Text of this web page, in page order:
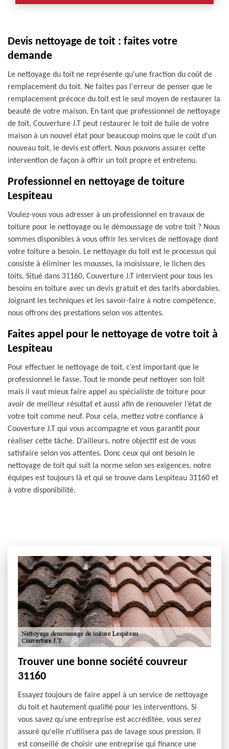
Devis nettoyage de toit : faites votre
demande
Le nettoyage du toit ne représente qu'une fraction du coût de
remplacement du toit. Ne faites pas l'erreur de penser que le
remplacement précoce du toit est le seul moyen de restaurer la
beauté de votre maison. En tant que professionnel de nettoyage
de toit, Couverture J.T peut restaurer le toit de tuile de votre
maison à un nouvel état pour beaucoup moins que le coût d'un
nouveau toit, le devis est offert. Nous pouvons assurer cette
intervention de façon à offrir un toit propre et entretenu.
Professionnel en nettoyage de toiture
Lespiteau
Voulez-vous vous adresser à un professionnel en travaux de
toiture pour le nettoyage ou le démoussage de votre toit ? Nous
sommes disponibles à vous offrir les services de nettoyage dont
votre toiture a besoin. Le nettoyage du toit est le processus qui
consiste à éliminer les mousses, la moisissure, le lichen des
toits. Situé dans 31160, Couverture J.T intervient pour tous les
besoins en toiture avec un devis gratuit et des tarifs abordables.
Joignant les techniques et les savoir-faire à notre compétence,
nous offrons des prestations selon vos attentes.
Faites appel pour le nettoyage de votre toit à
Lespiteau
Pour effectuer le nettoyage de toit, c’est important que le
professionnel le fasse. Tout le monde peut nettoyer son toit
mais il vaut mieux faire appel au spécialiste de toiture pour
avoir de meilleur résultat et aussi afin de renouveler l’état de
votre toit comme neuf. Pour cela, mettez votre confiance à
Couverture J.T qui vous accompagne et vous garantit pour
réaliser cette tâche. D’ailleurs, notre objectif est de vous
satisfaire selon vos attentes. Donc ceux qui ont besoin le
nettoyage de toit qui suit la norme selon ses exigences, notre
équipes est toujours là et qui se trouve dans Lespiteau 31160 et
à votre disponibilité.
Trouver une bonne société couvreur
31160
Essayez toujours de faire appel à un service de nettoyage
du toit et hautement qualifié pour les interventions. Si
vous savez qu'une entreprise est accréditée, vous serez
assuré qu'elle n'utilisera pas de lavage sous pression. Il
est conseillé de choisir une entreprise qui finance une